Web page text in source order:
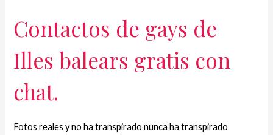
Contactos de gays de
Illes balears gratis con
chat.
Fotos reales y no ha transpirado nunca ha transpirado